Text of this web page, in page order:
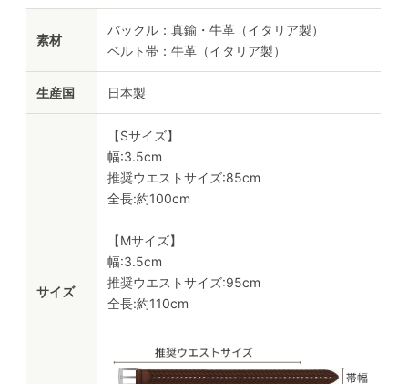
素材
バックル：真鍮・牛革（イタリア製）
ベルト帯：牛革（イタリア製）
生産国 日本製
サイズ
【Sサイズ】
幅:3.5cm
推奨ウエストサイズ:85cm
全長:約100cm
【Mサイズ】
幅:3.5cm
推奨ウエストサイズ:95cm
全長:約110cm